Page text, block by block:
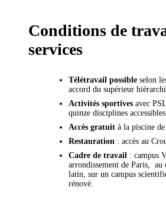
Conditions de
services
Télétravail possible selon
accord du supérieur
Activités sportives avec
quinze disciplines
Accès gratuit à la piscine
Restauration : accès au
Cadre de travail : campus
arrondissement de Paris,
latin, sur un campus
rénové.